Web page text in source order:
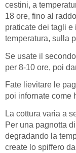
cestini, a
18 ore, fino al
praticate dei tagli
temperatura, sulla
Se usate il
per 8-10 ore, poi
Fate lievitare le
poi infornate come
La cottura varia a
Per una pagnotta
degradando la
create lo spiffero